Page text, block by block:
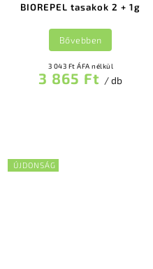
BIOREPEL tasakok 2 + 1g
3 043 Ft ÁFA nélkül
3 865 Ft / db
Bővebben
ÚJDONSÁG